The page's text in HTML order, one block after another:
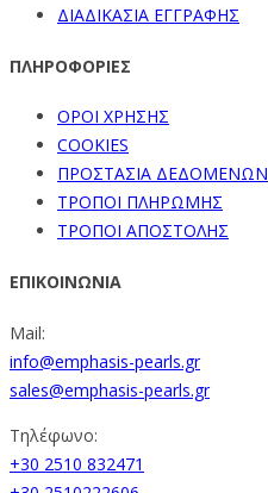
ΔΙΑΔΙΚΑΣΙΑ ΕΓΓΡΑΦΗΣ
ΠΛΗΡΟΦΟΡΙΕΣ
ΟΡΟΙ ΧΡΗΣΗΣ
COOKIES
ΠΡΟΣΤΑΣΙΑ ΔΕΔΟΜΕΝΩΝ
ΤΡΟΠΟΙ ΠΛΗΡΩΜΗΣ
ΤΡΟΠΟΙ ΑΠΟΣΤΟΛΗΣ
ΕΠΙΚΟΙΝΩΝΙΑ
Mail:
info@emphasis-pearls.gr
sales@emphasis-pearls.gr
Τηλέφωνο:
+30 2510 832471